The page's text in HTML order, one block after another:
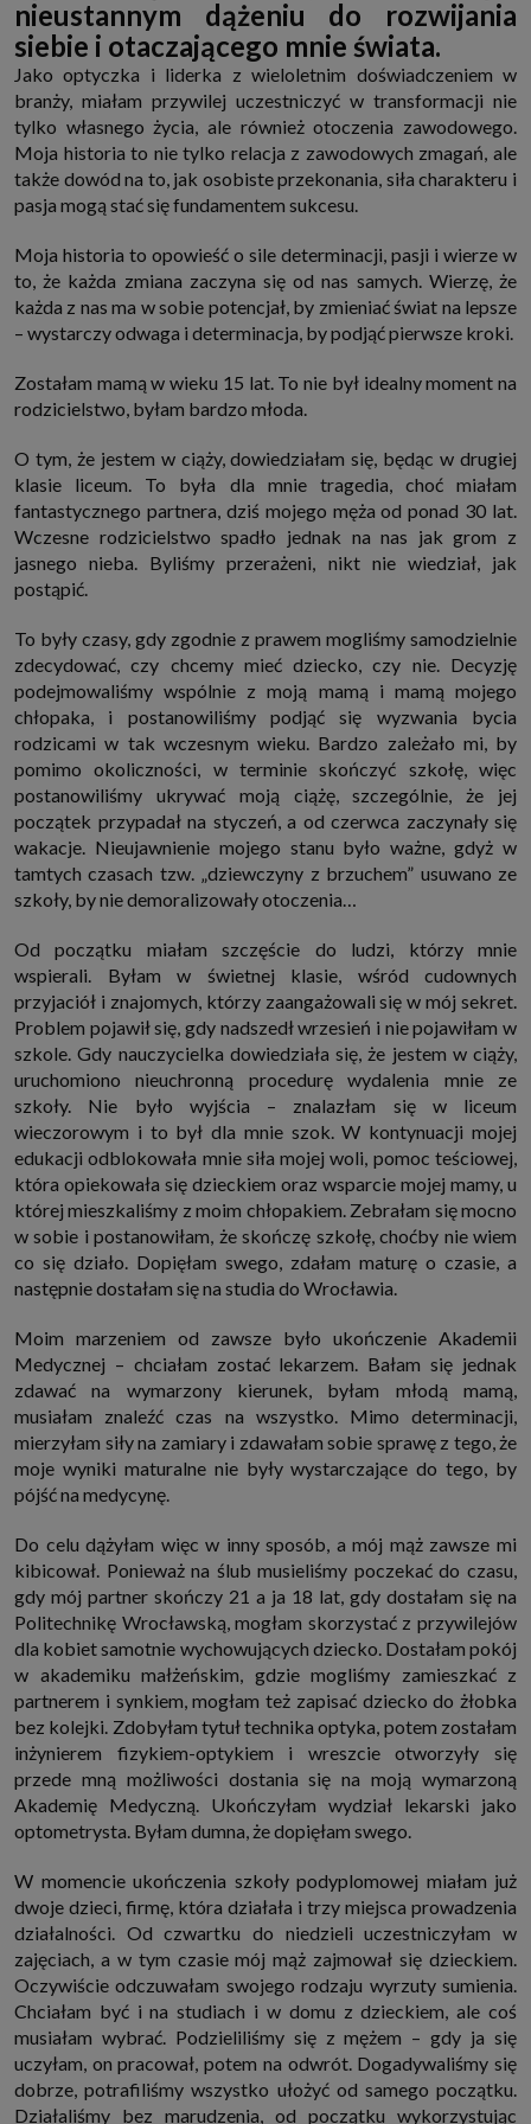
http://www.sagier.pl/
Jeżeli wyrazisz zgodę, o którą wyżej prosimy, administratorami Twoich
danych osobowych będą także nasi Zaufani Partnerzy. Listę Zaufanych
Partnerów możesz sprawdzić w każdym momencie na stronie naszej
polityki prywatnościi tam też zmodyfikować lub cofnąć swoje zgody.
Podstawa i cel przetwarzania
Twoje dane przetwarzamy w następujących celach:
1. Jeśli zawieramy z Tobą umowę o realizację danej usługi (np. usługi
zapewniającej Ci możliwość zapoznania się z jednym z naszych serwisów
w oparciu o treść regulaminu tego serwisu), to możemy przetwarzać
2. Zapewnianie bezpieczeństwa usługi (np. sprawdzenie, czy do Twojego
konta nie loguje się nieuprawniona osoba), dokonanie pomiarów
statystycznych, ulepszanie naszych usług i dopasowanie ich do potrzeb i
wygody użytkowników (np. personalizowanie treści w usługach), jak
również prowadzenie marketingu i promocji własnych usług (np. jeśli
dotyczącą artykułu w serwisie biznesistyl.pl/automoto. Takie
przetwarzanie danych to realizacja naszych prawnie uzasadnionych
3. Za Twoją zgodą usługi marketingowe dostarczą Ci nasi Zaufani
Partnerzy oraz my dla podmiotów trzecich. Aby móc pokazać interesujące
Cię reklamy (np. produktu, którego możesz potrzebować) reklamodawcy i
ich przedstawiciele chcieliby mieć możliwość przetwarzania Twoich
danych związanych z odwiedzanymi przez Ciebie stronami
internetowymi. Udzielenie takiej zgody jest dobrowolne, nie musisz jej
udzielać, nie pozbawi Cię to dostępu do naszych usług. Masz również
możliwość ograniczenia zakresu lub zmiany zgody w dowolnym
momencie.
przetwarzania, czyli w przypadku udzielenia zgody do momentu jej
cofnięcia, ograniczenia lub innych działań z Twojej strony ograniczających
tę zgodę, w przypadku niezbędności danych do wykonania umowy, przez
czas jej wykonywania i ewentualnie okres przedawnienia roszczeń z niej
(zwykle nie więcej niż 3 lata, a maksymalnie 10 lat), a w przypadku, gdy
podstawą przetwarzania danych jest uzasadniony interes administratora,
do czasu zgłoszenia przez Ciebie skutecznego sprzeciwu.
Przekazywanie danych
Administratorzy danych mogą powierzać Twoje dane podwykonawcom IT,
księgowym, agencjom marketingowym etc. Zrobią to jedynie na
podstawie umowy o powierzenie przetwarzania danych zobowiązującej
taki podmiot do odpowiedniego zabezpieczenia danych i niekorzystania z
nich do własnych celów.
Cookies
np. cookie lub local storage do zbierania i przetwarzania danych
osobowych w celu personalizowania treści i reklam oraz analizowania
ruchu na stronach, aplikacjach i w Internecie. W ten sposób technologię tę
wykorzystują również podmioty z Grupy SAGIER oraz nasi Zaufani
Partnerzy, którzy także chcą dopasowywać reklamy do Twoich preferencji.
Cookies to dane informatyczne zapisywane w plikach i przechowywane na
Twoim urządzeniu końcowym (tj. twój komputer, tablet, smartphone itp.),
które przeglądarka wysyła do serwera przy każdorazowym wejściu na
stronę z tego urządzenia, podczas gdy odwiedzasz strony w Internecie.
Szczegółową informację na temat plików cookie i ich funkcjonowania
znajdziesz pod tym linkiem. Pod tym linkiem znajdziesz także informację
o tym jak zmienić ustawienia przeglądarki, aby ograniczyć lub wyłączyć
funkcjonowanie plików cookies itp. oraz jak usunąć takie pliki z Twojego
urządzenia.
Twoje uprawnienia
Przysługują Ci następujące uprawnienia wobec Twoich danych i ich
przetwarzania przez nas, inne podmioty z Grupy SAGIER i Zaufanych
Partnerów:
1. Jeśli udzieliłeś zgody na przetwarzanie danych możesz ją w każdej
przetwarzania już dokonanego na jej podstawie);
2. Masz również prawo żądania dostępu do Twoich danych osobowych, ich
sprostowania, usunięcia lub ograniczenia przetwarzania, prawo do
przeniesienia danych, wyrażenia sprzeciwu wobec przetwarzania danych
oraz prawo do wniesienia skargi do organu nadzorczego, którym w Polsce
jest Prezes Urzędu Ochrony Danych Osobowych. Pod tym adresem
znajdziesz dodatkowe informacje dotyczące przetwarzania danych i
Twoich uprawnień.
nieustannym dążeniu do rozwijania
siebie i otaczającego mnie świata.
Jako optyczka i liderka z wieloletnim doświadczeniem w
branży, miałam przywilej uczestniczyć w transformacji nie
tylko własnego życia, ale również otoczenia zawodowego.
Moja historia to nie tylko relacja z zawodowych zmagań, ale
także dowód na to, jak osobiste przekonania, siła charakteru i
pasja mogą stać się fundamentem sukcesu.
Moja historia to opowieść o sile determinacji, pasji i wierze w
to, że każda zmiana zaczyna się od nas samych. Wierzę, że
każda z nas ma w sobie potencjał, by zmieniać świat na lepsze
– wystarczy odwaga i determinacja, by podjąć pierwsze kroki.
Zostałam mamą w wieku 15 lat. To nie był idealny moment na
rodzicielstwo, byłam bardzo młoda.
O tym, że jestem w ciąży, dowiedziałam się, będąc w drugiej
klasie liceum. To była dla mnie tragedia, choć miałam
fantastycznego partnera, dziś mojego męża od ponad 30 lat.
Wczesne rodzicielstwo spadło jednak na nas jak grom z
jasnego nieba. Byliśmy przerażeni, nikt nie wiedział, jak
postąpić.
To były czasy, gdy zgodnie z prawem mogliśmy samodzielnie
zdecydować, czy chcemy mieć dziecko, czy nie. Decyzję
podejmowaliśmy wspólnie z moją mamą i mamą mojego
chłopaka, i postanowiliśmy podjąć się wyzwania bycia
rodzicami w tak wczesnym wieku. Bardzo zależało mi, by
pomimo okoliczności, w terminie skończyć szkołę, więc
postanowiliśmy ukrywać moją ciążę, szczególnie, że jej
początek przypadał na styczeń, a od czerwca zaczynały się
wakacje. Nieujawnienie mojego stanu było ważne, gdyż w
tamtych czasach tzw. „dziewczyny z brzuchem” usuwano ze
szkoły, by nie demoralizowały otoczenia…
Od początku miałam szczęście do ludzi, którzy mnie
wspierali. Byłam w świetnej klasie, wśród cudownych
przyjaciół i znajomych, którzy zaangażowali się w mój sekret.
Problem pojawił się, gdy nadszedł wrzesień i nie pojawiłam w
szkole. Gdy nauczycielka dowiedziała się, że jestem w ciąży,
uruchomiono nieuchronną procedurę wydalenia mnie ze
szkoły. Nie było wyjścia – znalazłam się w liceum
wieczorowym i to był dla mnie szok. W kontynuacji mojej
edukacji odblokowała mnie siła mojej woli, pomoc teściowej,
która opiekowała się dzieckiem oraz wsparcie mojej mamy, u
której mieszkaliśmy z moim chłopakiem. Zebrałam się mocno
w sobie i postanowiłam, że skończę szkołę, choćby nie wiem
co się działo. Dopięłam swego, zdałam maturę o czasie, a
następnie dostałam się na studia do Wrocławia.
Moim marzeniem od zawsze było ukończenie Akademii
Medycznej – chciałam zostać lekarzem. Bałam się jednak
zdawać na wymarzony kierunek, byłam młodą mamą,
musiałam znaleźć czas na wszystko. Mimo determinacji,
mierzyłam siły na zamiary i zdawałam sobie sprawę z tego, że
moje wyniki maturalne nie były wystarczające do tego, by
pójść na medycynę.
Do celu dążyłam więc w inny sposób, a mój mąż zawsze mi
kibicował. Ponieważ na ślub musieliśmy poczekać do czasu,
gdy mój partner skończy 21 a ja 18 lat, gdy dostałam się na
Politechnikę Wrocławską, mogłam skorzystać z przywilejów
dla kobiet samotnie wychowujących dziecko. Dostałam pokój
w akademiku małżeńskim, gdzie mogliśmy zamieszkać z
partnerem i synkiem, mogłam też zapisać dziecko do żłobka
bez kolejki. Zdobyłam tytuł technika optyka, potem zostałam
inżynierem fizykiem-optykiem i wreszcie otworzyły się
przede mną możliwości dostania się na moją wymarzoną
Akademię Medyczną. Ukończyłam wydział lekarski jako
optometrysta. Byłam dumna, że dopięłam swego.
W momencie ukończenia szkoły podyplomowej miałam już
dwoje dzieci, firmę, która działała i trzy miejsca prowadzenia
działalności. Od czwartku do niedzieli uczestniczyłam w
zajęciach, a w tym czasie mój mąż zajmował się dzieckiem.
Oczywiście odczuwałam swojego rodzaju wyrzuty sumienia.
Chciałam być i na studiach i w domu z dzieckiem, ale coś
musiałam wybrać. Podzieliliśmy się z mężem – gdy ja się
uczyłam, on pracował, potem na odwrót. Dogadywaliśmy się
dobrze, potrafiliśmy wszystko ułożyć od samego początku.
Działaliśmy bez marudzenia, od początku wykorzystując